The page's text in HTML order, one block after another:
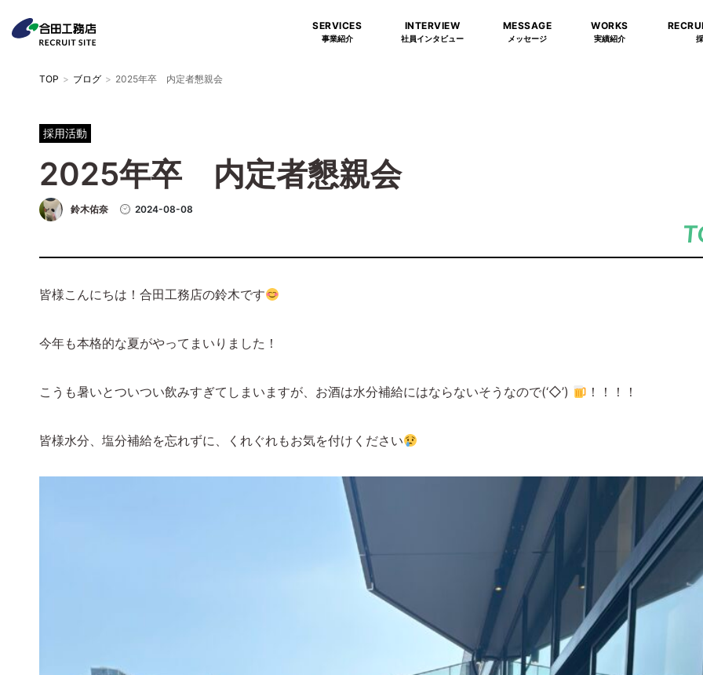
SERVICES
事業紹介
INTERVIEW
社員インタビュー
MESSAGE
メッセージ
WORKS
実績紹介
TOP > ブログ > 2025年卒 内定者懇親会
採用活動
2025年卒 内定者懇親会
鈴木佑奈 2024-08-08
皆様こんにちは！合田工務店の鈴木です
今年も本格的な夏がやってまいりました！
こうも暑いとついつい飲みすぎてしまいますが、お酒は水分補給にはならないそうなので(‘◇’) ！！！！
皆様水分、塩分補給を忘れずに、くれぐれもお気を付けください